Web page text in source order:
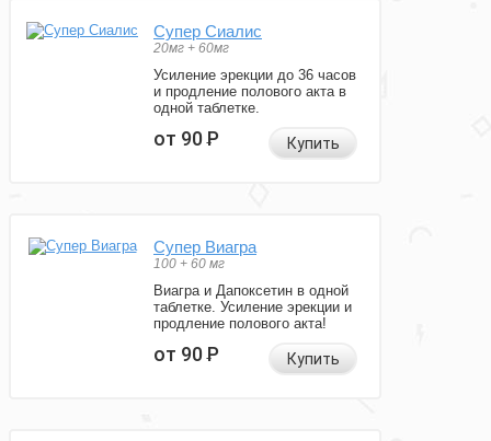
Супер Сиалис
20мг + 60мг
Усиление эрекции до 36 часов
и продление полового акта в
одной таблетке.
от 90Р Купить
Супер Виагра
100 + 60 мг
Виагра и Дапоксетин в одной
таблетке. Усиление эрекции и
продление полового акта!
от 90Р Купить